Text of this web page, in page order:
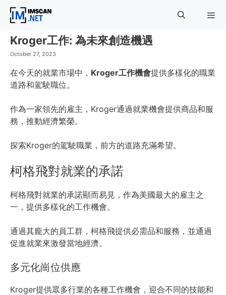
Skip
Kroger工作: 為未來創造機遇
October 27, 2023
在今天的就業市場中， Kroger工作機會提供多樣化的職業
道路和駕駛職位。
作為一家領先的雇主，Kroger通過就業機會提供商品和服
務，推動經濟繁榮。
探索Kroger的駕駛職業，前方的道路充滿希望。
柯格飛對就業的承諾
柯格飛對就業的承諾顯而易見，作為美國最大的雇主之
一，提供多樣化的工作機會。
通過其龐大的員工群，柯格飛提供必需品和服務，並通過
促進就業來激發當地經濟。
多元化崗位供應
Kroger提供眾多行業的各種工作機會，迎合不同的技能和